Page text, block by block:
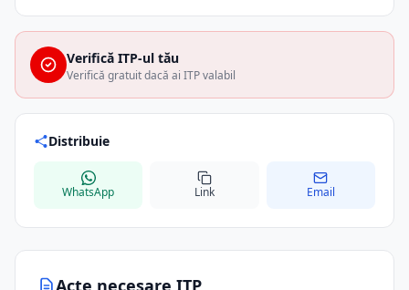
Acte necesare ITP
Verifică ITP-ul tău
Verifică gratuit dacă ai ITP valabil
Distribuie
WhatsApp Link Email